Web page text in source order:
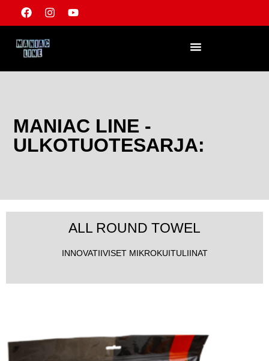
MANIAC LINE -
ULKOTUOTESARJA:
ALL ROUND TOWEL
INNOVATIIVISET MIKROKUITULIINAT